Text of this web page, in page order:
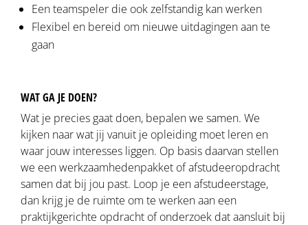
Een teamspeler die ook zelfstandig kan werken
Flexibel en bereid om nieuwe uitdagingen aan te
gaan
WAT GA JE DOEN?
Wat je precies gaat doen, bepalen we samen. We
kijken naar wat jij vanuit je opleiding moet leren en
waar jouw interesses liggen. Op basis daarvan stellen
we een werkzaamhedenpakket of afstudeeropdracht
samen dat bij jou past. Loop je een afstudeerstage,
dan krijg je de ruimte om te werken aan een
praktijkgerichte opdracht of onderzoek dat aansluit bij